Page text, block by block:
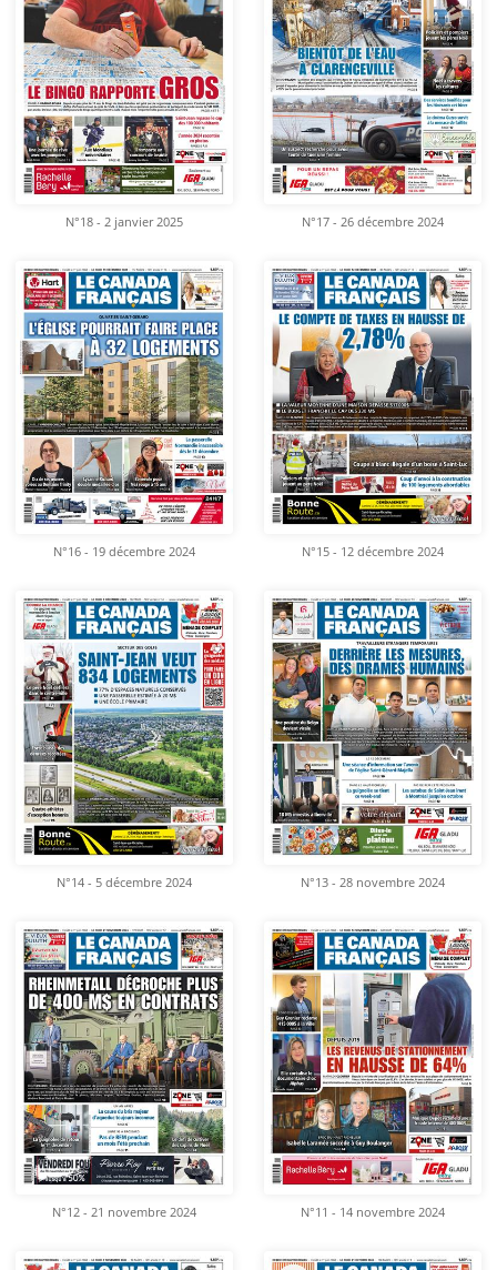
N°18 - 2 janvier 2025 N°17 - 26 décembre 2024
N°16 - 19 décembre 2024 N°15 - 12 décembre 2024
N°14 - 5 décembre 2024 N°13 - 28 novembre 2024
N°12 - 21 novembre 2024 N°11 - 14 novembre 2024